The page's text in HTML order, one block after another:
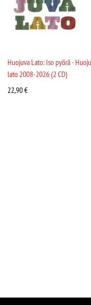
Huojuva Lato: Iso pyörä -
lato 2008-2026 (2 CD)
22,90€